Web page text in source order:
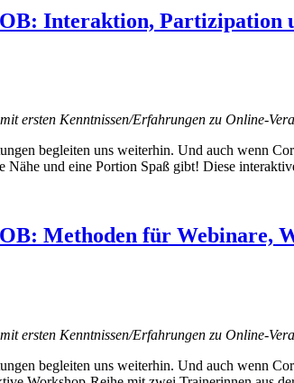
Interaktion, Partizipation
ersten Kenntnissen/Erfahrungen zu Online-
begleiten uns weiterhin. Und auch wenn
Nähe und eine Portion Spaß gibt! Diese
Methoden für Webinare,
ersten Kenntnissen/Erfahrungen zu Online-
begleiten uns weiterhin. Und auch wenn